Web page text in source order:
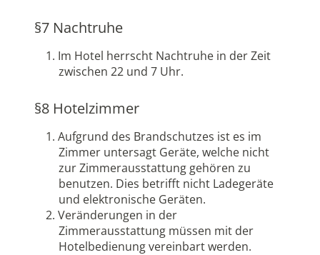
§7 Nachtruhe
Im Hotel herrscht Nachtruhe in der Zeit
zwischen 22 und 7 Uhr.
§8 Hotelzimmer
Aufgrund des Brandschutzes ist es im
Zimmer untersagt Geräte, welche nicht
zur Zimmerausstattung gehören zu
benutzen. Dies betrifft nicht Ladegeräte
und elektronische Geräten.
Veränderungen in der
Zimmerausstattung müssen mit der
Hotelbedienung vereinbart werden.